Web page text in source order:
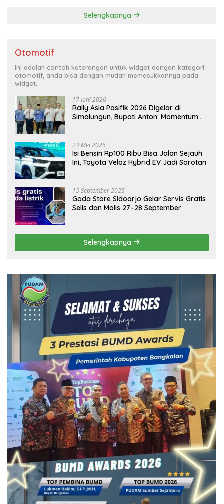
Selengkapnya
Otomotif
Ini adalah contoh keterangan untuk widget dengan kategori
otomotif, anda bisa dengan mudah memasukkannya pada
widget.
17 Juni 2026
Rally Asia Pasifik 2026 Digelar di
Simalungun, Bupati Anton: Momentum
23 Mei 2026
Isi Bensin Rp100 Ribu Bisa Jalan Sejauh
Ini, Toyota Veloz Hybrid EV Jadi Sorotan
15 September 2025
Goda Store Sidoarjo Gelar Servis Gratis
Selis dan Molis 27–28 September
Selengkapnya